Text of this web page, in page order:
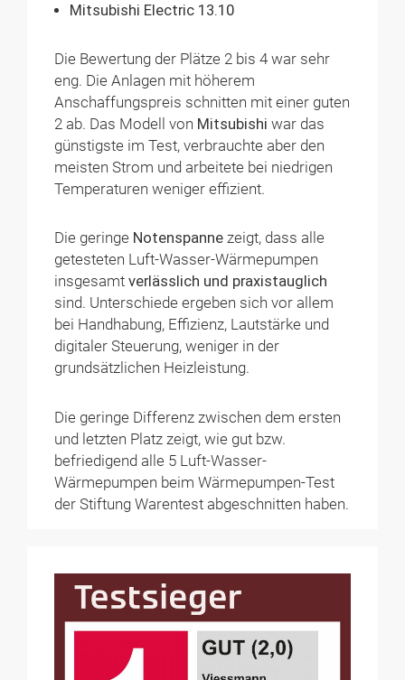
Mitsubishi Electric 13.10
Die Bewertung der Plätze 2 bis 4 war sehr
eng. Die Anlagen mit höherem
Anschaffungspreis schnitten mit einer guten
2 ab. Das Modell von Mitsubishi war das
günstigste im Test, verbrauchte aber den
meisten Strom und arbeitete bei niedrigen
Temperaturen weniger effizient.
Die geringe Notenspanne zeigt, dass alle
getesteten Luft-Wasser-Wärmepumpen
insgesamtverlässlich und praxistauglich
sind. Unterschiede ergeben sich vor allem
bei Handhabung, Effizienz, Lautstärke und
digitaler Steuerung, weniger in der
grundsätzlichen Heizleistung.
Die geringe Differenz zwischen dem ersten
und letzten Platz zeigt, wie gut bzw.
befriedigend alle 5 Luft-Wasser-
Wärmepumpen beim Wärmepumpen-Test
der Stiftung Warentest abgeschnitten haben.